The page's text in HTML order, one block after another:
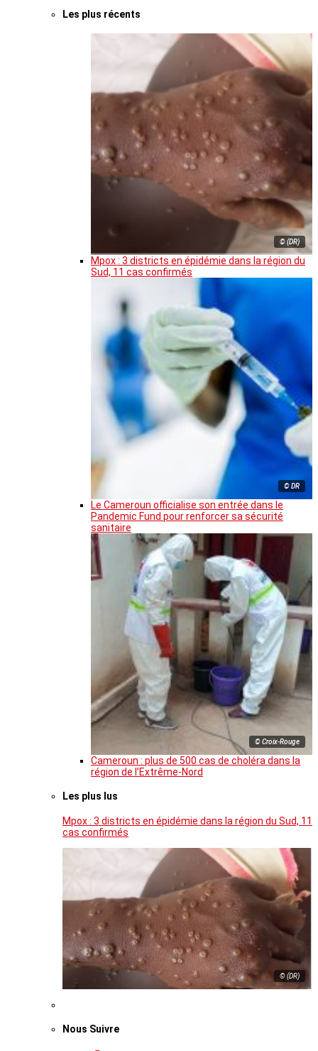
Les plus récents
© (DR)
Mpox : 3 districts en épidémie dans la région du
Sud, 11 cas confirmés
© DR
Le Cameroun officialise son entrée dans le
Pandemic Fund pour renforcer sa sécurité
sanitaire
© Croix-Rouge
Cameroun : plus de 500 cas de choléra dans la
région de l’Extrême-Nord
Les plus lus
Mpox : 3 districts en épidémie dans la région du Sud, 11
cas confirmés
© (DR)
Nous Suivre